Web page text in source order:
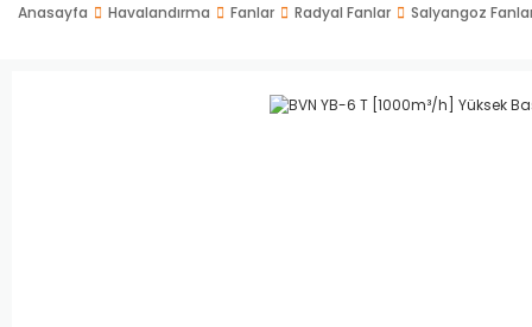
Anasayfa Havalandırma Fanlar Radyal Fanlar Salyangoz